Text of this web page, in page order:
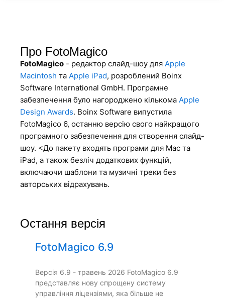
Про FotoMagico
FotoMagico - редактор слайд-шоу для Apple
Macintosh та Apple iPad, розроблений Boinx
Software International GmbH. Програмне
забезпечення було нагороджено кількома Apple
Design Awards. Boinx Software випустила
FotoMagico 6, останню версію свого найкращого
програмного забезпечення для створення слайд-
шоу. <До пакету входять програми для Mac та
iPad, а також безліч додаткових функцій,
включаючи шаблони та музичні треки без
авторських відрахувань.
Остання версія
FotoMagico 6.9
Версія 6.9 - травень 2026 FotoMagico 6.9
представляє нову спрощену систему
управління ліцензіями, яка більше не